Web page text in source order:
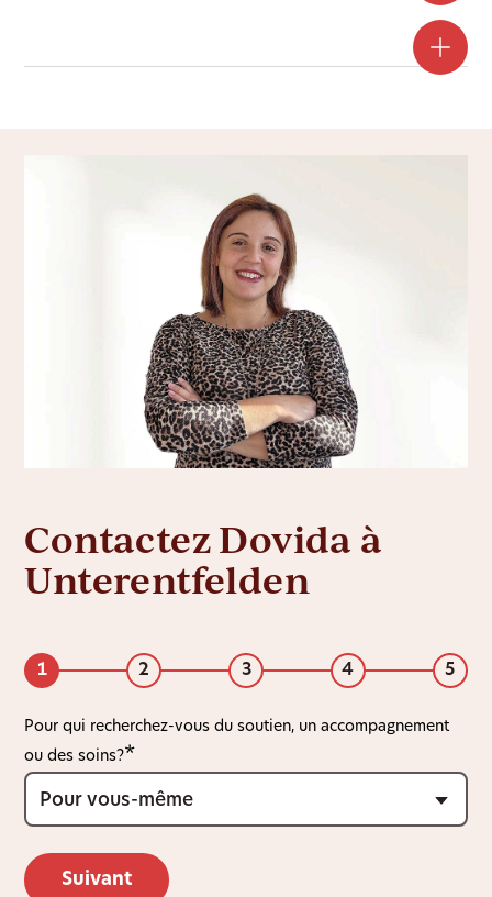
Contactez Dovida à
Unterentfelden
1 2 3 4 5
Pour qui recherchez-vous du soutien, un accompagnement
ou des soins?